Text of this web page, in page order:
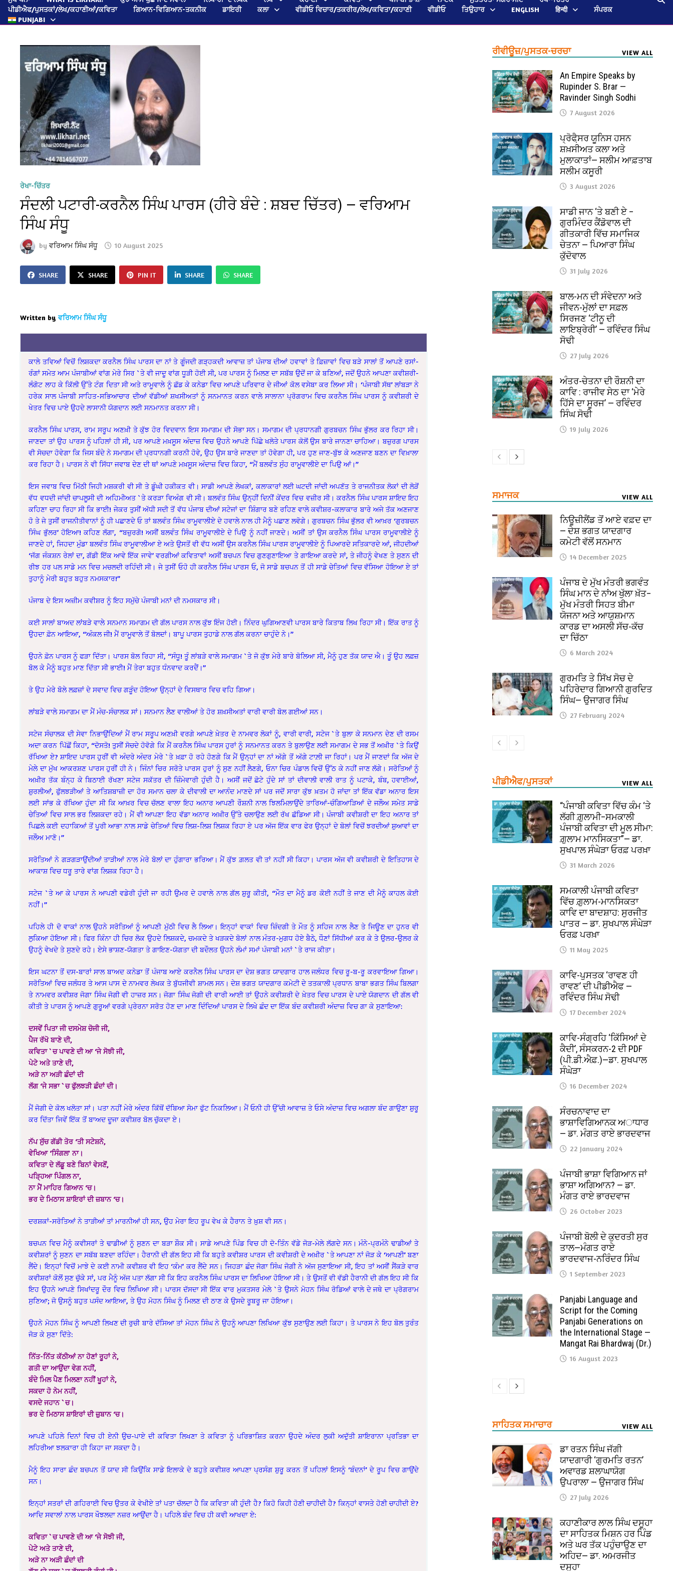
ਪੀਡੀਐਫ/ਪੁਸਤਕਾਂ/ਲੇਖ/ਕਹਾਣੀਆਂ/ਕਵਿਤਾ
ਗਿਆਨ-ਵਿਗਿਆਨ-ਤਕਨੀਕ ਡਾਇਰੀ ਕਲਾ ਵੀਡੀਓ ਵਿਚਾਰ/ਤਕਰੀਰ/ਲੇਖ/ਕਵਿਤਾ/ਕਹਾਣੀ ਵੀਡੀਓ ਤਿਉਹਾਰ ENGLISH हिन्दी
ਸੰਪਰਕ
PUNJABI
ਰੇਖਾ-ਚਿੱਤਰ
ਸੰਦਲੀ ਪਟਾਰੀ-ਕਰਨੈਲ ਸਿੰਘ ਪਾਰਸ (ਹੀਰੇ ਬੰਦੇ : ਸ਼ਬਦ ਚਿੱਤਰ) — ਵਰਿਆਮ
ਸਿੰਘ ਸੰਧੂ
byਵਰਿਆਮ ਸਿੰਘ ਸੰਧੂ 10 August 2025
SHARE SHARE PIN IT SHARE SHARE
Written by ਵਰਿਆਮ ਸਿੰਘ ਸੰਧੂ
ਕਾਲੇ ਤਵਿਆਂ ਵਿਚੋਂ ਲਿਸ਼ਕਦਾ ਕਰਨੈਲ ਸਿੰਘ ਪਾਰਸ ਦਾ ਨਾਂ ਤੇ ਗੂੰਜਦੀ ਗੜ੍ਹਕਦੀ ਆਵਾਜ਼ ਤਾਂ ਪੰਜਾਬ ਦੀਆਂ ਹਵਾਵਾਂ ਤੇ ਫ਼ਿਜ਼ਾਵਾਂ ਵਿਚ ਬੜੇ ਸਾਲਾਂ ਤੋਂ ਆਪਣੇ ਰਸਾਂ-
ਰੰਗਾਂ ਸਮੇਤ ਆਮ ਪੰਜਾਬੀਆਂ ਵਾਂਗ ਮੇਰੇ ਸਿਰ `ਤੇ ਵੀ ਜਾਦੂ ਵਾਂਗ ਧੂੜੀ ਹੋਈ ਸੀ, ਪਰ ਪਾਰਸ ਨੂੰ ਮਿਲਣ ਦਾ ਸਬੱਬ ਉਦੋਂ ਜਾ ਕੇ ਬਣਿਆਂ, ਜਦੋਂ ਉਹਨੇ ਆਪਣਾ ਕਵੀਸ਼ਰੀ-
ਲੰਗੋਟ ਲਾਹ ਕੇ ਕਿੱਲੀ ਉੱਤੇ ਟੰਗ ਦਿਤਾ ਸੀ ਅਤੇ ਰਾਮੂਵਾਲੇ ਨੂੰ ਛੱਡ ਕੇ ਕਨੇਡਾ ਵਿਚ ਆਪਣੇ ਪਰਿਵਾਰ ਦੇ ਜੀਆਂ ਕੋਲ ਵਸੇਬਾ ਕਰ ਲਿਆ ਸੀ। ‘ਪੰਜਾਬੀ ਸੱਥ’ ਲਾਂਬੜਾ ਨੇ
ਹਰੇਕ ਸਾਲ ਪੰਜਾਬੀ ਸਾਹਿਤ-ਸਭਿਆਚਾਰ ਦੀਆਂ ਵੱਡੀਆਂ ਸ਼ਖਸੀਅਤਾਂ ਨੂੰ ਸਨਮਾਨਤ ਕਰਨ ਵਾਲੇ ਸਾਲਾਨਾ ਪ੍ਰੋਗਰਾਮ ਵਿਚ ਕਰਨੈਲ ਸਿੰਘ ਪਾਰਸ ਨੂੰ ਕਵੀਸ਼ਰੀ ਦੇ
ਖੇਤਰ ਵਿਚ ਪਾਏ ਉਹਦੇ ਲਾਸਾਨੀ ਯੋਗਦਾਨ ਲਈ ਸਨਮਾਨਤ ਕਰਨਾ ਸੀ।
ਕਰਨੈਲ ਸਿੰਘ ਪਾਰਸ, ਰਾਮ ਸਰੂਪ ਅਣਖ਼ੀ ਤੇ ਕੁੱਝ ਹੋਰ ਵਿਦਵਾਨ ਇਸ ਸਮਾਗਮ ਦੀ ਸੋਭਾ ਸਨ। ਸਮਾਗਮ ਦੀ ਪ੍ਰਧਾਨਗੀ ਗੁਰਬਚਨ ਸਿੰਘ ਭੁੱਲਰ ਕਰ ਰਿਹਾ ਸੀ।
ਜਾਣਦਾ ਤਾਂ ਉਹ ਪਾਰਸ ਨੂੰ ਪਹਿਲਾਂ ਹੀ ਸੀ, ਪਰ ਆਪਣੇ ਮਖ਼ਸੂਸ ਅੰਦਾਜ਼ ਵਿਚ ਉਹਨੇ ਆਪਣੇ ਪਿੱਛੇ ਖਲੋਤੇ ਪਾਰਸ ਕੋਲੋਂ ਉਸ ਬਾਰੇ ਜਾਨਣਾ ਚਾਹਿਆ। ਬਜ਼ੁਰਗ ਪਾਰਸ
ਵੀ ਸੋਚਦਾ ਹੋਵੇਗਾ ਕਿ ਜਿਸ ਬੰਦੇ ਨੇ ਸਮਾਗਮ ਦੀ ਪ੍ਰਧਾਨਗੀ ਕਰਨੀ ਹੋਵੇ, ਉਹ ਉਸ ਬਾਰੇ ਜਾਣਦਾ ਤਾਂ ਹੋਵੇਗਾ ਹੀ, ਪਰ ਹੁਣ ਜਾਣ-ਬੁੱਝ ਕੇ ਅਣਜਾਣ ਬਣਨ ਦਾ ਵਿਖ਼ਾਲਾ
ਕਰ ਰਿਹਾ ਹੈ। ਪਾਰਸ ਨੇ ਵੀ ਸਿੱਧਾ ਜਵਾਬ ਦੇਣ ਦੀ ਥਾਂ ਆਪਣੇ ਮਖ਼ਸੂਸ ਅੰਦਾਜ਼ ਵਿਚ ਕਿਹਾ, “ਮੈਂ ਬਲਵੰਤ ਸੁੰਹ ਰਾਮੂਵਾਲੀਏ ਦਾ ਪਿਉ ਆਂ।”
ਇਸ ਜਵਾਬ ਵਿਚ ਮਿੱਠੀ ਜਿਹੀ ਮਸ਼ਕਰੀ ਵੀ ਸੀ ਤੇ ਡੂੰਘੀ ਹਕੀਕਤ ਵੀ। ਸਾਡੀ ਆਪਣੇ ਲੇਖਕਾਂ, ਕਲਾਕਾਰਾਂ ਲਈ ਘਟਦੀ ਜਾਂਦੀ ਅਪਣੱਤ ਤੇ ਰਾਜਨੀਤਕ ਲੋਕਾਂ ਦੀ ਲੋੜੋਂ
ਵੱਧ ਵਧਦੀ ਜਾਂਦੀ ਚਾਪਲੂਸੀ ਦੀ ਅਹਿਮੀਅਤ `ਤੇ ਕਰੜਾ ਵਿਅੰਗ ਵੀ ਸੀ। ਬਲਵੰਤ ਸਿੰਘ ਉਨ੍ਹੀਂ ਦਿਨੀਂ ਕੇਂਦਰ ਵਿਚ ਵਜ਼ੀਰ ਸੀ। ਕਰਨੈਲ ਸਿੰਘ ਪਾਰਸ ਸ਼ਾਇਦ ਇਹ
ਕਹਿਣਾ ਚਾਹ ਰਿਹਾ ਸੀ ਕਿ ਭਾਈ! ਜੇਕਰ ਤੁਸੀਂ ਅੱਧੀ ਸਦੀ ਤੋਂ ਵੱਧ ਪੰਜਾਬ ਦੀਆਂ ਸਟੇਜਾਂ ਦਾ ਸ਼ਿੰਗਾਰ ਬਣੇ ਰਹਿਣ ਵਾਲੇ ਕਵੀਸ਼ਰ-ਕਲਾਕਾਰ ਬਾਰੇ ਅਜੇ ਤੱਕ ਅਣਜਾਣ
ਹੋ ਤੇ ਜੇ ਤੁਸੀਂ ਰਾਜਨੀਤੀਵਾਨਾਂ ਨੂੰ ਹੀ ਪਛਾਣਦੇ ਓ ਤਾਂ ਬਲਵੰਤ ਸਿੰਘ ਰਾਮੂਵਾਲੀਏ ਦੇ ਹਵਾਲੇ ਨਾਲ ਹੀ ਮੈਨੂੰ ਪਛਾਣ ਲਵੋਗੇ। ਗੁਰਬਚਨ ਸਿੰਘ ਭੁੱਲਰ ਵੀ ਆਖ਼ਰ ‘ਗੁਰਬਚਨ
ਸਿੰਘ ਭੁੱਲਰ’ ਹੋਇਆ! ਕਹਿਣ ਲੱਗਾ, “ਬਜ਼ੁਰਗੋ! ਅਸੀਂ ਬਲਵੰਤ ਸਿੰਘ ਰਾਮੂਵਾਲੀਏ ਦੇ ਪਿਉ ਨੂੰ ਨਹੀਂ ਜਾਣਦੇ। ਅਸੀਂ ਤਾਂ ਉਸ ਕਰਨੈਲ ਸਿੰਘ ਪਾਰਸ ਰਾਮੂਵਾਲੀਏ ਨੂੰ
ਜਾਣਦੇ ਹਾਂ, ਜਿਹਦਾ ਮੁੰਡਾ ਬਲਵੰਤ ਸਿੰਘ ਰਾਮੂਵਾਲੀਆ ਏ ਅਤੇ ਉਸਤੋਂ ਵੀ ਵੱਧ ਅਸੀਂ ਉਸ ਕਰਨੈਲ ਸਿੰਘ ਪਾਰਸ ਰਾਮੂਵਾਲੀਏ ਨੂੰ ਪਿਆਰਦੇ ਸਤਿਕਾਰਦੇ ਆਂ, ਜੀਹਦੀਆਂ
‘ਜੱਗ ਜੰਕਸ਼ਨ ਰੇਲਾਂ ਦਾ, ਗੱਡੀ ਇੱਕ ਆਵੇ ਇੱਕ ਜਾਵੇ’ ਵਰਗੀਆਂ ਕਵਿਤਾਵਾਂ ਅਸੀਂ ਬਚਪਨ ਵਿਚ ਗੁਣਗੁਣਾਇਆ ਤੇ ਗਾਇਆ ਕਰਦੇ ਸਾਂ, ਤੇ ਜੀਹਨੂੰ ਵੇਖਣ ਤੇ ਸੁਣਨ ਦੀ
ਰੀਝ ਹਰ ਪਲ ਸਾਡੇ ਮਨ ਵਿਚ ਮਚਲਦੀ ਰਹਿੰਦੀ ਸੀ। ਜੇ ਤੁਸੀਂ ਓਹੋ ਹੀ ਕਰਨੈਲ ਸਿੰਘ ਪਾਰਸ ਓ, ਜੋ ਸਾਡੇ ਬਚਪਨ ਤੋਂ ਹੀ ਸਾਡੇ ਚੇਤਿਆਂ ਵਿਚ ਵੱਸਿਆ ਹੋਇਆ ਏ ਤਾਂ
ਤੁਹਾਨੂੰ ਮੇਰੀ ਬਹੁਤ ਬਹੁਤ ਨਮਸਕਾਰ!”
ਪੰਜਾਬ ਦੇ ਇਸ ਅਜ਼ੀਮ ਕਵੀਸ਼ਰ ਨੂੰ ਇਹ ਸਮੁੱਚੇ ਪੰਜਾਬੀ ਮਨਾਂ ਦੀ ਨਮਸਕਾਰ ਸੀ।
ਕਈ ਸਾਲਾਂ ਬਾਅਦ ਲਾਂਬੜੇ ਵਾਲੇ ਸਨਮਾਨ ਸਮਾਗਮ ਦੀ ਗੱਲ ਪਾਰਸ ਨਾਲ ਕੁੱਝ ਇੰਜ ਹੋਈ। ਨਿੰਦਰ ਘੁਗਿਆਣਵੀ ਪਾਰਸ ਬਾਰੇ ਕਿਤਾਬ ਲਿਖ ਰਿਹਾ ਸੀ। ਇੱਕ ਰਾਤ ਨੂੰ
ਉਹਦਾ ਫ਼ੋਨ ਆਇਆ, “ਅੰਕਲ ਜੀ! ਮੈਂ ਰਾਮੂਵਾਲੇ ਤੋਂ ਬੋਲਦਾਂ। ਬਾਪੂ ਪਾਰਸ ਤੁਹਾਡੇ ਨਾਲ ਗੱਲ ਕਰਨਾ ਚਾਹੁੰਦੇ ਨੇ।”
ਉਹਨੇ ਫ਼ੋਨ ਪਾਰਸ ਨੂੰ ਫੜਾ ਦਿੱਤਾ। ਪਾਰਸ ਬੋਲ ਰਿਹਾ ਸੀ, “ਸੰਧੂ! ਤੂੰ ਲਾਂਬੜੇ ਵਾਲੇ ਸਮਾਗਮ `ਤੇ ਜੋ ਕੁੱਝ ਮੇਰੇ ਬਾਰੇ ਬੋਲਿਆ ਸੀ, ਮੈਨੂੰ ਹੁਣ ਤੱਕ ਯਾਦ ਐ। ਤੂੰ ਉਹ ਲਫ਼ਜ਼
ਬੋਲ ਕੇ ਮੈਨੂੰ ਬਹੁਤ ਮਾਣ ਦਿੱਤਾ ਸੀ ਭਾਈ! ਮੈਂ ਤੇਰਾ ਬਹੁਤ ਧੰਨਵਾਦ ਕਰਦੈਂ।”
ਤੇ ਉਹ ਮੇਰੇ ਬੋਲੇ ਲਫ਼ਜ਼ਾਂ ਦੇ ਸਵਾਦ ਵਿਚ ਗੜੂੰਦ ਹੋਇਆ ਉਨ੍ਹਾਂ ਦੇ ਵਿਸਥਾਰ ਵਿਚ ਵਹਿ ਗਿਆ।
ਲਾਂਬੜੇ ਵਾਲੇ ਸਮਾਗਮ ਦਾ ਮੈਂ ਮੰਚ-ਸੰਚਾਲਕ ਸਾਂ। ਸਨਮਾਨ ਲੈਣ ਵਾਲੀਆਂ ਤੇ ਹੋਰ ਸ਼ਖ਼ਸੀਅਤਾਂ ਵਾਰੀ ਵਾਰੀ ਬੋਲ ਗਈਆਂ ਸਨ।
ਸਟੇਜ ਸੰਚਾਲਕ ਦੀ ਸੇਵਾ ਨਿਭਾਉਂਦਿਆਂ ਮੈਂ ਰਾਮ ਸਰੂਪ ਅਣਖ਼ੀ ਵਰਗੇ ਆਪਣੇ ਖ਼ੇਤਰ ਦੇ ਨਾਮਵਰ ਲੋਕਾਂ ਨੂੰ, ਵਾਰੀ ਵਾਰੀ, ਸਟੇਜ `ਤੇ ਬੁਲਾ ਕੇ ਸਨਮਾਨ ਦੇਣ ਦੀ ਰਸਮ
ਅਦਾ ਕਰਨ ਪਿੱਛੋਂ ਕਿਹਾ, “ਦੋਸਤੋ! ਤੁਸੀਂ ਸੋਚਦੇ ਹੋਵੋਗੇ ਕਿ ਮੈਂ ਕਰਨੈਲ ਸਿੰਘ ਪਾਰਸ ਹੁਰਾਂ ਨੂੰ ਸਨਮਾਨਤ ਕਰਨ ਤੇ ਬੁਲਾਉਣ ਲਈ ਸਮਾਗਮ ਦੇ ਸਭ ਤੋਂ ਅਖ਼ੀਰ `ਤੇ ਕਿਉਂ
ਰੱਖਿਆ ਏ? ਸ਼ਾਇਦ ਪਾਰਸ ਹੁਰੀਂ ਵੀ ਅੰਦਰੇ ਅੰਦਰ ਮੇਰੇ `ਤੇ ਖ਼ਫ਼ਾ ਹੋ ਰਹੇ ਹੋਣਗੇ ਕਿ ਮੈਂ ਉਨ੍ਹਾਂ ਦਾ ਨਾਂ ਅੱਗੇ ਤੋਂ ਅੱਗੇ ਟਾਲ਼ੀ ਜਾ ਰਿਹਾਂ। ਪਰ ਮੈਂ ਜਾਣਦਾਂ ਕਿ ਅੱਜ ਦੇ
ਮੇਲੇ ਦਾ ਮੁੱਖ ਆਕਰਸ਼ਣ ਪਾਰਸ ਹੁਰੀਂ ਹੀ ਨੇ। ਜਿੰਨਾਂ ਚਿਰ ਸਰੋਤੇ ਪਾਰਸ ਹੁਰਾਂ ਨੂੰ ਸੁਣ ਨਹੀਂ ਲੈਣਗੇ, ਓਨਾ ਚਿਰ ਪੰਡਾਲ ਵਿਚੋਂ ਉੱਠ ਕੇ ਨਹੀਂ ਜਾਣ ਲੱਗੇ। ਸਰੋਤਿਆਂ ਨੂੰ
ਅਖ਼ੀਰ ਤੱਕ ਬੰਨ੍ਹ ਕੇ ਬਿਠਾਈ ਰੱਖਣਾ ਸਟੇਜ ਸਕੱਤਰ ਦੀ ਜ਼ਿੰਮੇਵਾਰੀ ਹੁੰਦੀ ਹੈ। ਅਸੀਂ ਜਦੋਂ ਛੋਟੇ ਹੁੰਦੇ ਸਾਂ ਤਾਂ ਦੀਵਾਲੀ ਵਾਲੀ ਰਾਤ ਨੂੰ ਪਟਾਕੇ, ਬੰਬ, ਹਵਾਈਆਂ,
ਸ਼ੁਰਲੀਆਂ, ਫੁੱਲਝੜੀਆਂ ਤੇ ਆਤਿਸ਼ਬਾਜ਼ੀ ਦਾ ਹੋਰ ਸਮਾਨ ਚਲਾ ਕੇ ਦੀਵਾਲੀ ਦਾ ਆਨੰਦ ਮਾਣਦੇ ਸਾਂ ਪਰ ਜਦੋਂ ਸਾਰਾ ਕੁੱਝ ਖ਼ਤਮ ਹੋ ਜਾਂਦਾ ਤਾਂ ਇੱਕ ਵੱਡਾ ਅਨਾਰ ਇਸ
ਲਈ ਸਾਂਭ ਕੇ ਰੱਖਿਆ ਹੁੰਦਾ ਸੀ ਕਿ ਆਖ਼ਰ ਵਿਚ ਚੱਲਣ ਵਾਲਾ ਇਹ ਅਨਾਰ ਆਪਣੀ ਰੌਸ਼ਨੀ ਨਾਲ ਝਿਲਮਿਲਾਉਂਦੇ ਤਾਰਿਆਂ-ਚੰਗਿਆੜਿਆਂ ਦੇ ਜਲੌਅ ਸਮੇਤ ਸਾਡੇ
ਚੇਤਿਆਂ ਵਿਚ ਸਾਲ ਭਰ ਲਿਸ਼ਕਦਾ ਰਹੇ। ਮੈਂ ਵੀ ਆਪਣਾ ਇਹ ਵੱਡਾ ਅਨਾਰ ਅਖ਼ੀਰ ਉੱਤੇ ਚਲਾਉਣ ਲਈ ਰੱਖ ਛੱਡਿਆ ਸੀ। ਪੰਜਾਬੀ ਕਵੀਸ਼ਰੀ ਦਾ ਇਹ ਅਨਾਰ ਤਾਂ
ਪਿਛਲੇ ਕਈ ਦਹਾਕਿਆਂ ਤੋਂ ਪੂਰੀ ਆਭਾ ਨਾਲ ਸਾਡੇ ਚੇਤਿਆਂ ਵਿਚ ਲਿਸ਼-ਲਿਸ਼ ਲਿਸ਼ਕ ਰਿਹਾ ਏ ਪਰ ਅੱਜ ਇੱਕ ਵਾਰ ਫੇਰ ਉਨ੍ਹਾਂ ਦੇ ਬੋਲਾਂ ਵਿਚੋਂ ਝਰਦੀਆਂ ਸ਼ੁਆਵਾਂ ਦਾ
ਜਲੌਅ ਮਾਣੋ।”
ਸਰੋਤਿਆਂ ਨੇ ਗੜਗੜਾਉਂਦੀਆਂ ਤਾੜੀਆਂ ਨਾਲ ਮੇਰੇ ਬੋਲਾਂ ਦਾ ਹੁੰਗਾਰਾ ਭਰਿਆ। ਮੈਂ ਕੁੱਝ ਗ਼ਲਤ ਵੀ ਤਾਂ ਨਹੀਂ ਸੀ ਕਿਹਾ। ਪਾਰਸ ਅੱਜ ਵੀ ਕਵੀਸ਼ਰੀ ਦੇ ਇਤਿਹਾਸ ਦੇ
ਆਕਾਸ਼ ਵਿਚ ਧਰੂ ਤਾਰੇ ਵਾਂਗ ਲਿਸ਼ਕ ਰਿਹਾ ਹੈ।
ਸਟੇਜ `ਤੇ ਆ ਕੇ ਪਾਰਸ ਨੇ ਆਪਣੀ ਵਡੇਰੀ ਹੁੰਦੀ ਜਾ ਰਹੀ ਉਮਰ ਦੇ ਹਵਾਲੇ ਨਾਲ ਗੱਲ ਸ਼ੁਰੂ ਕੀਤੀ, “ਮੌਤ ਦਾ ਮੈਨੂੰ ਡਰ ਕੋਈ ਨਹੀਂ ਤੇ ਜਾਣ ਦੀ ਮੈਨੂੰ ਕਾਹਲ ਕੋਈ
ਨਹੀਂ।”
ਪਹਿਲੇ ਹੀ ਦੋ ਵਾਕਾਂ ਨਾਲ ਉਹਨੇ ਸਰੋਤਿਆਂ ਨੂੰ ਆਪਣੀ ਮੁੱਠੀ ਵਿਚ ਲੈ ਲਿਆ। ਇਨ੍ਹਾਂ ਵਾਕਾਂ ਵਿਚ ਜ਼ਿੰਦਗੀ ਤੇ ਮੌਤ ਨੂੰ ਸਹਿਜ ਨਾਲ ਲੈਣ ਤੇ ਜਿਊਣ ਦਾ ਹੁਨਰ ਵੀ
ਲੁਕਿਆ ਹੋਇਆ ਸੀ। ਫਿਰ ਕਿੰਨਾ ਹੀ ਚਿਰ ਲੋਕ ਉਹਦੇ ਲਿਸ਼ਕਦੇ, ਚਮਕਦੇ ਤੇ ਖੜਕਦੇ ਬੋਲਾਂ ਨਾਲ ਮੰਤਰ-ਮੁਗਧ ਹੋਏ ਬੈਠੇ, ਧੌਣਾਂ ਸਿੱਧੀਆਂ ਕਰ ਕੇ ਤੇ ਉਲਰ-ਉਲਰ ਕੇ
ਉਹਨੂੰ ਵੇਖਦੇ ਤੇ ਸੁਣਦੇ ਰਹੇ। ਏਸੇ ਭਾਸ਼ਣ-ਯੋਗਤਾ ਤੇ ਗਾਇਣ-ਯੋਗਤਾ ਦੀ ਬਦੌਲਤ ਉਹਨੇ ਲੰਮਾਂ ਸਮਾਂ ਪੰਜਾਬੀ ਮਨਾਂ `ਤੇ ਰਾਜ ਕੀਤਾ।
ਇਸ ਘਟਨਾ ਤੋਂ ਦਸ-ਬਾਰਾਂ ਸਾਲ ਬਾਅਦ ਕਨੇਡਾ ਤੋਂ ਪੰਜਾਬ ਆਏ ਕਰਨੈਲ ਸਿੰਘ ਪਾਰਸ ਦਾ ਦੇਸ਼ ਭਗਤ ਯਾਦਗਾਰ ਹਾਲ ਜਲੰਧਰ ਵਿਚ ਰੂ-ਬ-ਰੂ ਕਰਵਾਇਆ ਗਿਆ।
ਸਰੋਤਿਆਂ ਵਿਚ ਜਲੰਧਰ ਤੇ ਆਸ ਪਾਸ ਦੇ ਨਾਮਵਰ ਲੇਖਕ ਤੇ ਬੁੱਧਜੀਵੀ ਸ਼ਾਮਲ ਸਨ। ਦੇਸ਼ ਭਗਤ ਯਾਦਗਾਰ ਕਮੇਟੀ ਦੇ ਤਤਕਾਲੀ ਪ੍ਰਧਾਨ ਬਾਬਾ ਭਗਤ ਸਿੰਘ ਬਿਲਗਾ
ਤੇ ਨਾਮਵਰ ਕਵੀਸ਼ਰ ਜੋਗਾ ਸਿੰਘ ਜੋਗੀ ਵੀ ਹਾਜ਼ਰ ਸਨ। ਜੋਗਾ ਸਿੰਘ ਜੋਗੀ ਦੀ ਵਾਰੀ ਆਈ ਤਾਂ ਉਹਨੇ ਕਵੀਸ਼ਰੀ ਦੇ ਖ਼ੇਤਰ ਵਿਚ ਪਾਰਸ ਦੇ ਪਾਏ ਯੋਗਦਾਨ ਦੀ ਗੱਲ ਵੀ
ਕੀਤੀ ਤੇ ਪਾਰਸ ਨੂੰ ਆਪਣੇ ਗੁਰੂਆਂ ਵਰਗੇ ਪ੍ਰੇਰਨਾ ਸਰੋਤ ਹੋਣ ਦਾ ਮਾਣ ਦਿੰਦਿਆਂ ਪਾਰਸ ਦੇ ਲਿਖੇ ਛੰਦ ਦਾ ਇੱਕ ਬੰਦ ਕਵੀਸ਼ਰੀ ਅੰਦਾਜ਼ ਵਿਚ ਗਾ ਕੇ ਸੁਣਾਇਆ:
ਦਸਵੇਂ ਪਿਤਾ ਜੀ ਦਸਮੇਸ਼ ਚੋਜੀ ਜੀ,
ਪੈਜ ਰੱਖੋ ਬਾਣੇ ਦੀ,
ਕਵਿਤਾ `ਚ ਪਾਵਣੇ ਦੀ ਆ ‘ਜੇ ਸੋਝੀ ਜੀ,
ਪੇਟੇ ਅਤੇ ਤਾਣੇ ਦੀ,
ਅੜੇ ਨਾ ਅੜੀ ਛੰਦਾਂ ਦੀ
ਲੱਗ ‘ਜੇ ਸਭਾ `ਚ ਫੁੱਲਝੜੀ ਛੰਦਾਂ ਦੀ।
ਮੈਂ ਜੋਗੀ ਦੇ ਕੋਲ ਖਲੋਤਾ ਸਾਂ। ਪਤਾ ਨਹੀਂ ਮੇਰੇ ਅੰਦਰ ਕਿੱਥੋਂ ਦੱਬਿਆ ਸੋਮਾ ਫੁੱਟ ਨਿਕਲਿਆ। ਮੈਂ ਓਨੀ ਹੀ ਉੱਚੀ ਆਵਾਜ਼ ਤੇ ਓਸੇ ਅੰਦਾਜ਼ ਵਿਚ ਅਗਲਾ ਬੰਦ ਗਾਉਣਾ ਸ਼ੁਰੂ
ਕਰ ਦਿੱਤਾ ਜਿਵੇਂ ਇੱਕ ਤੋਂ ਬਾਅਦ ਦੂਜਾ ਕਵੀਸ਼ਰ ਬੋਲ ਚੁੱਕਦਾ ਏ।
ਨੱਪ ਸੁੱਚ ਗੱਡੀ ਤੋਰ ‘ਤੀ ਸਟੇਸ਼ਨੋ,
ਵੇਖਿਆ ‘ਸਿੰਗਲ’ ਨਾ।
ਕਵਿਤਾ ਦੇ ਲੱਡੂ ਬਣੇ ਬਿਨਾਂ ਵੇਸਣੋਂ,
ਪੜ੍ਹਿਆ ਪਿੰਗਲ ਨਾ,
ਨਾ ਮੈਂ ਮਾਹਿਰ ਗਿਆਨ ‘ਚ।
ਭਰ ਦੇ ਮਿਠਾਸ ਸ਼ਾਇਰਾਂ ਦੀ ਜ਼ਬਾਨ ‘ਚ।
ਦਰਸ਼ਕਾਂ-ਸਰੋਤਿਆਂ ਨੇ ਤਾੜੀਆਂ ਤਾਂ ਮਾਰਨੀਆਂ ਹੀ ਸਨ, ਉਹ ਮੇਰਾ ਇਹ ਰੂਪ ਵੇਖ ਕੇ ਹੈਰਾਨ ਤੇ ਖ਼ੁਸ਼ ਵੀ ਸਨ।
ਬਚਪਨ ਵਿਚ ਮੈਨੂੰ ਕਵੀਸਰਾਂ ਤੇ ਢਾਡੀਆਂ ਨੂੰ ਸੁਣਨ ਦਾ ਬੜਾ ਸ਼ੌਕ ਸੀ। ਸਾਡੇ ਆਪਣੇ ਪਿੰਡ ਵਿਚ ਹੀ ਦੋ-ਤਿੰਨ ਵੱਡੇ ਜੋੜ-ਮੇਲੇ ਲੱਗਦੇ ਸਨ। ਮੰਨੇ-ਪ੍ਰਮੰਨੇ ਢਾਡੀਆਂ ਤੇ
ਕਵੀਸ਼ਰਾਂ ਨੂੰ ਸੁਣਨ ਦਾ ਸਬੱਬ ਬਣਦਾ ਰਹਿੰਦਾ। ਹੈਰਾਨੀ ਦੀ ਗੱਲ ਇਹ ਸੀ ਕਿ ਬਹੁਤੇ ਕਵੀਸ਼ਰ ਪਾਰਸ ਦੀ ਕਵੀਸ਼ਰੀ ਦੇ ਅਖ਼ੀਰ `ਤੇ ਆਪਣਾ ਨਾਂ ਜੋੜ ਕੇ ‘ਆਪਣੀ’ ਬਣਾ
ਲੈਂਦੇ। ਇਨ੍ਹਾਂ ਵਿਚੋਂ ਮਾਝੇ ਦੇ ਕਈ ਨਾਮੀ ਕਵੀਸ਼ਰ ਵੀ ਇਹ ‘ਕੰਮ’ ਕਰ ਲੈਂਦੇ ਸਨ। ਜਿਹੜਾ ਛੰਦ ਜੋਗਾ ਸਿੰਘ ਜੋਗੀ ਨੇ ਅੱਜ ਸੁਣਾਇਆ ਸੀ, ਇਹ ਤਾਂ ਅਸੀਂ ਸੈਂਕੜੇ ਵਾਰ
ਕਵੀਸ਼ਰਾਂ ਕੋਲੋਂ ਸੁਣ ਚੁੱਕੇ ਸਾਂ, ਪਰ ਮੈਨੂੰ ਅੱਜ ਪਤਾ ਲੱਗਾ ਸੀ ਕਿ ਇਹ ਕਰਨੈਲ ਸਿੰਘ ਪਾਰਸ ਦਾ ਲਿਖਿਆ ਹੋਇਆ ਸੀ। ਤੇ ਉਸਤੋਂ ਵੀ ਵੱਡੀ ਹੈਰਾਨੀ ਦੀ ਗੱਲ ਇਹ ਸੀ ਕਿ
ਇਹ ਉਹਨੇ ਆਪਣੇ ਸਿਖਾਂਦਰੂ ਦੌਰ ਵਿਚ ਲਿਖਿਆ ਸੀ। ਪਾਰਸ ਦੱਸਦਾ ਸੀ ਇੱਕ ਵਾਰ ਮੁਕਤਸਰ ਮੇਲੇ `ਤੇ ਉਸਨੇ ਮੋਹਨ ਸਿੰਘ ਰੋਡਿਆਂ ਵਾਲੇ ਦੇ ਜਥੇ ਦਾ ਪ੍ਰੋਗਰਾਮ
ਸੁਣਿਆ; ਜੋ ਉਸਨੂੰ ਬਹੁਤ ਪਸੰਦ ਆਇਆ, ਤੇ ਉਹ ਮੋਹਨ ਸਿੰਘ ਨੂੰ ਮਿਲਣ ਦੀ ਠਾਣ ਕੇ ਉਸਦੇ ਰੂਬਰੂ ਜਾ ਹੋਇਆ।
ਉਹਨੇ ਮੋਹਨ ਸਿੰਘ ਨੂੰ ਆਪਣੀ ਲਿਖਣ ਦੀ ਰੁਚੀ ਬਾਰੇ ਦੱਸਿਆ ਤਾਂ ਮੋਹਨ ਸਿੰਘ ਨੇ ਉਹਨੂੰ ਆਪਣਾ ਲਿਖਿਆ ਕੁੱਝ ਸੁਣਾਉਣ ਲਈ ਕਿਹਾ। ਤੇ ਪਾਰਸ ਨੇ ਇਹ ਬੋਲ ਤੁਰੰਤ
ਜੋੜ ਕੇ ਸੁਣਾ ਦਿੱਤੇ:
ਨਿੱਤ-ਨਿੱਤ ਕੱਠੀਆਂ ਨਾ ਹੋਣਾਂ ਰੂਹਾਂ ਨੇ,
ਗਤੀ ਦਾ ਆਉਂਦਾ ਵੇਗ ਨਹੀਂ,
ਬੰਦੇ ਮਿਲ ਪੈਣ ਮਿਲਣਾ ਨਹੀਂ ਖੂਹਾਂ ਨੇ,
ਸਕਦਾ ਹੋ ਨੇਮ ਨਹੀਂ,
ਵਸਦੇ ਜਹਾਨ `ਚ।
ਭਰ ਦੇ ਮਿਠਾਸ ਸ਼ਾਇਰਾਂ ਦੀ ਜ਼ੁਬਾਨ ‘ਚ।
ਆਪਣੇ ਪਹਿਲੇ ਦਿਨਾਂ ਵਿਚ ਹੀ ਏਨੀ ਉਚ-ਪਾਏ ਦੀ ਕਵਿਤਾ ਲਿਖਣਾ ਤੇ ਕਵਿਤਾ ਨੂੰ ਪਰਿਭਾਸ਼ਿਤ ਕਰਨਾ ਉਹਦੇ ਅੰਦਰ ਲੁਕੀ ਅਦੁੱਤੀ ਸ਼ਾਇਰਾਨਾ ਪ੍ਰਤਿਭਾ ਦਾ
ਲਹਿਰੀਆ ਝਲਕਾਰਾ ਹੀ ਕਿਹਾ ਜਾ ਸਕਦਾ ਹੈ।
ਮੈਨੂੰ ਇਹ ਸਾਰਾ ਛੰਦ ਬਚਪਨ ਤੋਂ ਯਾਦ ਸੀ ਕਿਉਂਕਿ ਸਾਡੇ ਇਲਾਕੇ ਦੇ ਬਹੁਤੇ ਕਵੀਸ਼ਰ ਆਪਣਾ ਪ੍ਰਸੰਗ ਸ਼ੁਰੂ ਕਰਨ ਤੋਂ ਪਹਿਲਾਂ ਇਸਨੂੰ ‘ਬੰਦਨਾਂ’ ਦੇ ਰੂਪ ਵਿਚ ਗਾਉਂਦੇ
ਸਨ।
ਇਨ੍ਹਾਂ ਸਤਰਾਂ ਦੀ ਗਹਿਰਾਈ ਵਿਚ ਉਤਰ ਕੇ ਵੇਖੀਏ ਤਾਂ ਪਤਾ ਚੱਲਦਾ ਹੈ ਕਿ ਕਵਿਤਾ ਕੀ ਹੁੰਦੀ ਹੈ? ਕਿਹੋ ਕਿਹੀ ਹੋਣੀ ਚਾਹੀਦੀ ਹੈ? ਕਿਨ੍ਹਾਂ ਵਾਸਤੇ ਹੋਣੀ ਚਾਹੀਦੀ ਏ?
ਆਦਿ ਸਵਾਲਾਂ ਨਾਲ ਪਾਰਸ ਖੌਝਲਦਾ ਨਜ਼ਰ ਆਉਂਦਾ ਹੈ।ਪਹਿਲੇ ਬੰਦ ਵਿਚ ਹੀ ਕਵੀ ਆਖਦਾ ਏ:
ਕਵਿਤਾ `ਚ ਪਾਵਣੇ ਦੀ ਆ ‘ਜੇ ਸੋਝੀ ਜੀ,
ਪੇਟੇ ਅਤੇ ਤਾਣੇ ਦੀ,
ਅੜੇ ਨਾ ਅੜੀ ਛੰਦਾਂ ਦੀ
ਰੀਵੀਊਜ਼/ਪੁਸਤਕ-ਚਰਚਾ VIEW ALL
An Empire Speaks by
Rupinder S. Brar —
Ravinder Singh Sodhi
7 August 2026
ਪ੍ਰੋਫੈ਼ਸਰ ਯੂਨਿਸ ਹਸਨ
ਸ਼ਖ਼ਸੀਅਤ ਕਲਾ ਅਤੇ
ਮੁਲਾਕਾਤਾਂ— ਸਲੀਮ ਆਫ਼ਤਾਬ
ਸਲੀਮ ਕਸੂਰੀ
3 August 2026
ਸਾਡੀ ਜਾਨ ‘ਤੇ ਬਣੀ ਏ –
ਗੁਰਮਿੰਦਰ ਕੈਂਡੋਵਾਲ ਦੀ
ਗੀਤਕਾਰੀ ਵਿੱਚ ਸਮਾਜਿਕ
ਚੇਤਨਾ — ਪਿਆਰਾ ਸਿੰਘ
ਕੁੱਦੋਵਾਲ
31 July 2026
ਬਾਲ-ਮਨ ਦੀ ਸੰਵੇਦਨਾ ਅਤੇ
ਜੀਵਨ-ਮੁੱਲਾਂ ਦਾ ਸਫ਼ਲ
ਸਿਰਜਣ ‘ਟੀਨੂ ਦੀ
ਲਾਇਬ੍ਰੇਰੀ’ — ਰਵਿੰਦਰ ਸਿੰਘ
ਸੋਢੀ
27 July 2026
ਅੰਤਰ-ਚੇਤਨਾ ਦੀ ਰੌਸ਼ਨੀ ਦਾ
ਕਾਵਿ : ਰਾਜੀਵ ਸੇਠ ਦਾ ‘ਮੇਰੇ
ਹਿੱਸੇ ਦਾ ਸੂਰਜ’ — ਰਵਿੰਦਰ
ਸਿੰਘ ਸੋਢੀ
19 July 2026
ਸਮਾਜਕ VIEW ALL
ਨਿਊਜ਼ੀਲੈਂਡ ਤੋਂ ਆਏ ਵਫ਼ਦ ਦਾ
— ਦੇਸ਼ ਭਗਤ ਯਾਦਗਾਰ
ਕਮੇਟੀ ਵੱਲੋਂ ਸਨਮਾਨ
14 December 2025
ਪੰਜਾਬ ਦੇ ਮੁੱਖ ਮੰਤਰੀ ਭਗਵੰਤ
ਸਿੰਘ ਮਾਨ ਦੇ ਨਾਂਅ ਖੁੱਲਾ ਖ਼ੱਤ–
ਮੁੱਖ ਮੰਤਰੀ ਸਿਹਤ ਬੀਮਾ
ਯੋਜਨਾ ਅਤੇ ਆਯੁਸ਼ਮਾਨ
ਕਾਰਡ ਦਾ ਅਸਲੀ ਸੱਚ-ਕੱਚ
ਦਾ ਚਿੱਠਾ
6 March 2024
ਗੁਰਮਤਿ ਤੇ ਸਿੱਖ ਸੋਚ ਦੇ
ਪਹਿਰੇਦਾਰ ਗਿਆਨੀ ਗੁਰਦਿਤ
ਸਿੰਘ— ਉਜਾਗਰ ਸਿੰਘ
27 February 2024
ਪੀਡੀਐਫ/ਪੁਸਤਕਾਂ VIEW ALL
“ਪੰਜਾਬੀ ਕਵਿਤਾ ਵਿੱਚ ਕੰਮ ‘ਤੇ
ਲੱਗੀ ਗ਼ੁਲਾਮੀ–ਸਮਕਾਲੀ
ਪੰਜਾਬੀ ਕਵਿਤਾ ਦੀ ਮੂਲ ਸੀਮਾ:
ਗ਼ੁਲਾਮ ਮਾਨਸਿਕਤਾ”— ਡਾ.
ਸੁਖਪਾਲ ਸੰਘੇੜਾ ਓਰਫ਼ ਪਰਖ਼ਾ
31 March 2026
ਸਮਕਾਲੀ ਪੰਜਾਬੀ ਕਵਿਤਾ
ਵਿੱਚ ਗ਼ੁਲਾਮ-ਮਾਨਸਿਕਤਾ
ਕਾਵਿ ਦਾ ਬਾਦਸ਼ਾਹ: ਸੁਰਜੀਤ
ਪਾਤਰ — ਡਾ. ਸੁਖਪਾਲ ਸੰਘੇੜਾ
ਓਰਫ਼ ਪਰਖ਼ਾ
11 May 2025
ਕਾਵਿ-ਪੁਸਤਕ ‘ਰਾਵਣ ਹੀ
ਰਾਵਣ’ ਦੀ ਪੀਡੀਐਫ —
ਰਵਿੰਦਰ ਸਿੰਘ ਸੋਢੀ
17 December 2024
ਕਾਵਿ-ਸੰਗ੍ਰਹਿ ‘ਕਿੱਸਿਆਂ ਦੇ
ਕੈਦੀ’, ਸੰਸਕਰਨ-2 ਦੀ PDF
(ਪੀ.ਡੀ.ਐਫ਼.)—ਡਾ. ਸੁਖਪਾਲ
ਸੰਘੇੜਾ
16 December 2024
ਸੰਰਚਨਾਵਾਦ ਦਾ
ਭਾਸ਼ਾਵਿਗਿਆਨਕ ਅਾਧਾਰ
— ਡਾ. ਮੰਗਤ ਰਾਏ ਭਾਰਦਵਾਜ
22 January 2024
ਪੰਜਾਬੀ ਭਾਸ਼ਾ ਵਿਗਿਆਨ ਜਾਂ
ਭਾਸ਼ਾ ਅਗਿਆਨ? — ਡਾ.
ਮੰਗਤ ਰਾਏ ਭਾਰਦਵਾਜ
26 October 2023
ਪੰਜਾਬੀ ਬੋਲੀ ਦੇ ਕੁਦਰਤੀ ਸੁਰ
ਤਾਲ—ਮੰਗਤ ਰਾਏ
ਭਾਰਦਵਾਜ-ਨਰਿੰਦਰ ਸਿੰਘ
1 September 2023
Panjabi Language and
Script for the Coming
Panjabi Generations on
the International Stage —
Mangat Rai Bhardwaj (Dr.)
16 August 2023
ਸਾਹਿਤਕ ਸਮਾਚਾਰ VIEW ALL
ਡਾ ਰਤਨ ਸਿੰਘ ਜੱਗੀ
ਯਾਦਗਾਰੀ ‘ਗੁਰਮਤਿ ਰਤਨ’
ਅਵਾਰਡ ਸ਼ਲਾਘਾਯੋਗ
ਉਪਰਾਲਾ — ਉਜਾਗਰ ਸਿੰਘ
27 July 2026
ਕਹਾਣੀਕਾਰ ਲਾਲ ਸਿੰਘ ਦਸੂਹਾ
ਦਾ ਸਾਹਿਤਕ ਮਿਸ਼ਨ ਹਰ ਪਿੰਡ
ਅਤੇ ਘਰ ਤੱਕ ਪਹੁੰਚਾਉਣ ਦਾ
ਅਹਿਦ— ਡਾ. ਅਮਰਜੀਤ
ਦਸੂਹਾ